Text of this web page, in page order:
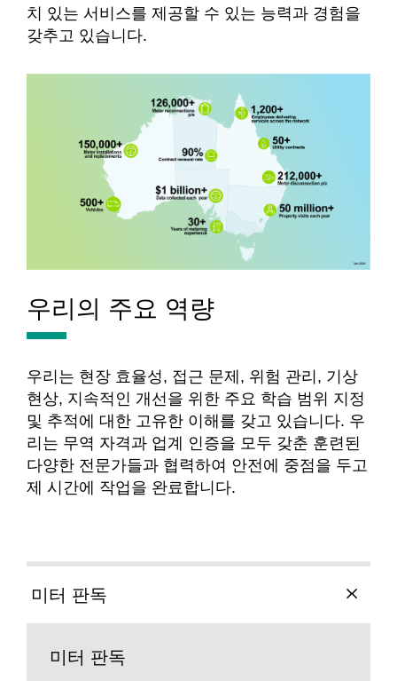
치 있는 서비스를 제공할 수 있는 능력과 경험을
갖추고 있습니다.
우리의 주요 역량
우리는 현장 효율성, 접근 문제, 위험 관리, 기상
현상, 지속적인 개선을 위한 주요 학습 범위 지정
및 추적에 대한 고유한 이해를 갖고 있습니다. 우
리는 무역 자격과 업계 인증을 모두 갖춘 훈련된
다양한 전문가들과 협력하여 안전에 중점을 두고
제 시간에 작업을 완료합니다.
미터 판독
미터 판독